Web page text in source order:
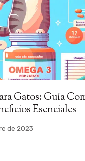
Gatos: Guía
Esenciales
de 2023